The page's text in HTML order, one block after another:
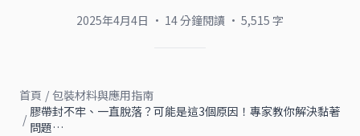
2025年4月4日 · 14分鐘閱讀 · 5,515 字
首頁 / 包裝材料與應用指南
/ 膠帶封不牢、一直脫落？可能是這3個原因！專家教你解決黏著
問題…